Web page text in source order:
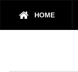
HOME